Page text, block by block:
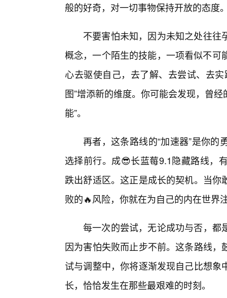
般的好奇，对一切事物保持开放的态度
不要害怕未知，因为未知之处往
概念，一个陌生的技能，一项看似不
心去驱使自己，去了解、去尝试、去
图”增添新的维度。你可能会发现，曾
能”。
再者，这条路线的“加速器”是你
选择前行。成😎长蓝莓9.1隐藏路线，
跌出舒适区。这正是成长的契机。当
败的🔥风险，你就在为自己的内在世界
每一次的尝试，无论成功与否，都
因为害怕失败而止步不前。这条路线
试与调整中，你将逐渐发现自己比想
长，恰恰发生在那些最艰难的时刻。